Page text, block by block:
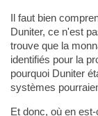
Il faut bien
Duniter, ce n'est
trouve que la
identifiés pour la
pourquoi Duniter
systèmes
Et donc, où en